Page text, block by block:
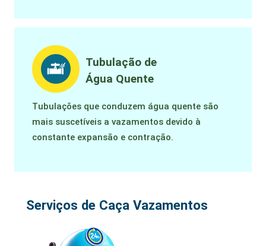
Tubulação de
Água Quente
Tubulações que conduzem água quente são
mais suscetíveis a vazamentos devido à
constante expansão e contração.
Serviços de Caça Vazamentos